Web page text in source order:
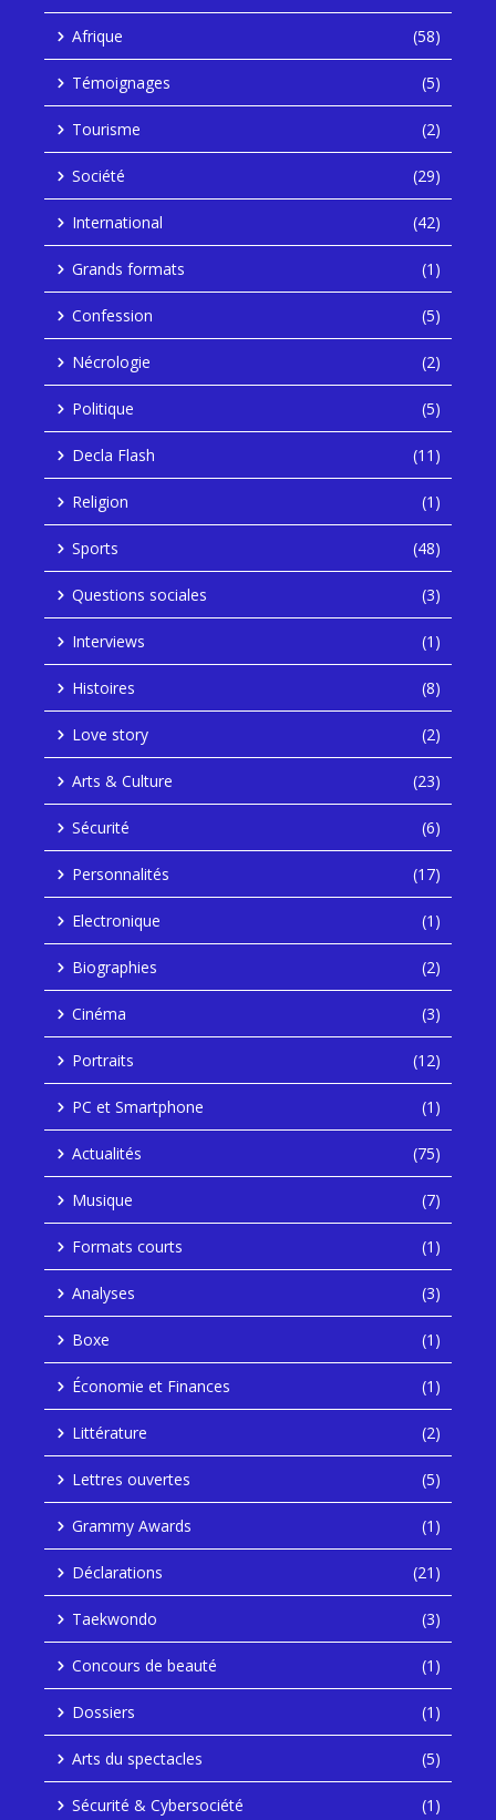
Afrique (58)
Témoignages (5)
Tourisme (2)
Société (29)
International (42)
Grands formats (1)
Confession (5)
Nécrologie (2)
Politique (5)
Decla Flash (11)
Religion (1)
Sports (48)
Questions sociales (3)
Interviews (1)
Histoires (8)
Love story (2)
Arts & Culture (23)
Sécurité (6)
Personnalités (17)
Electronique (1)
Biographies (2)
Cinéma (3)
Portraits (12)
PC et Smartphone (1)
Actualités (75)
Musique (7)
Formats courts (1)
Analyses (3)
Boxe (1)
Économie et Finances (1)
Littérature (2)
Lettres ouvertes (5)
Grammy Awards (1)
Déclarations (21)
Taekwondo (3)
Concours de beauté (1)
Dossiers (1)
Arts du spectacles (5)
Sécurité & Cybersociété (1)